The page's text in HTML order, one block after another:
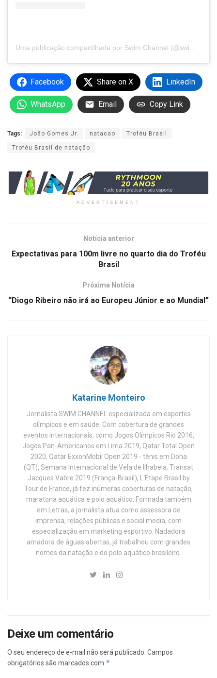
Facebook Share on X LinkedIn
WhatsApp Email Copy Link
Tags: João Gomes Jr. natacao Troféu Brasil
Troféu Brasil de natação
ADVERTISEMENT
Notícia anterior
Expectativas para 100m livre no quarto dia do Troféu
Brasil
Próxima Notícia
“Diogo Ribeiro não irá ao Europeu Júnior e ao Mundial”
Katarine Monteiro
Jornalista SWIM CHANNEL especializada em esportes
olímpicos e em saúde. Com cobertura de grandes
eventos internacionais, como Jogos Olímpicos Rio 2016,
Jogos Pan-Americanos em Lima 2019, Qatar Total Open
2020, Qatar ExxonMobil Open 2019 - tênis em Doha
(QT), Semana Internacional de Vela de Ilhabela, Transat
Jacques Vabre 2019 (França-Brasil), L'Étape Brasil by
Tour de France, já fez inúmeras coberturas de natação,
maratona aquática e polo aquático. Formada também
em Letras, a jornalista atua como assessora de
imprensa, relações públicas e social media, com
especialização em marketing esportivo. Nadadora
amadora de águas abertas, já trabalhou com grandes
nomes da natação e do polo aquático brasileiro.
Deixe um comentário
O seu endereço de e-mail não será publicado. Campos
obrigatórios são marcados com *